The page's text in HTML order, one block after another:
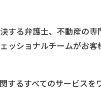
する弁護士、不動産の専
ッショナルチームがお客
するすべてのサービスを